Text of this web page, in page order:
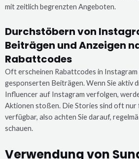
mit zeitlich begrenzten Angeboten.
Durchstöbern von
Beiträgen und Anzeigen
Rabattcodes
Oft erscheinen Rabattcodes in
gesponserten Beiträgen. Wenn Sie aktiv
Influencer auf Instagram verfolgen,
Aktionen stoßen. Die Stories sind oft nur
verfügbar, also achten Sie darauf,
schauen.
Verwendung von